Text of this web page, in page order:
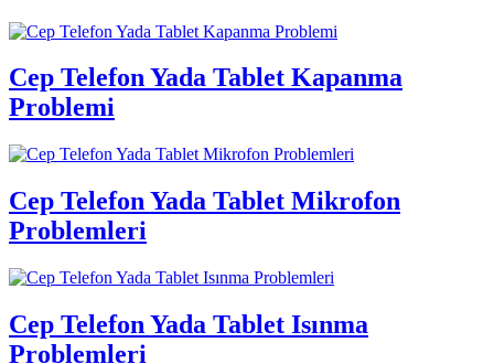
Cep Telefon Yada Tablet Kapanma
Problemi
Cep Telefon Yada Tablet Mikrofon
Problemleri
Cep Telefon Yada Tablet Isınma
Problemleri